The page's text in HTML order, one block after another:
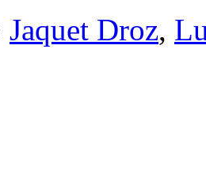
Jaquet Droz,